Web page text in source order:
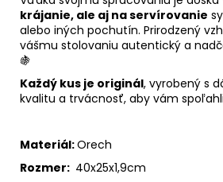
krájanie, ale aj na servírovanie
alebo iných pochutín. Prirodzený
vášmu stolovaniu autentický a
🍇
Každý kus je originál, vyrobený s
kvalitu a trvácnosť, aby vám
Materiál:Orech
Rozmer: 40x25x1,9cm